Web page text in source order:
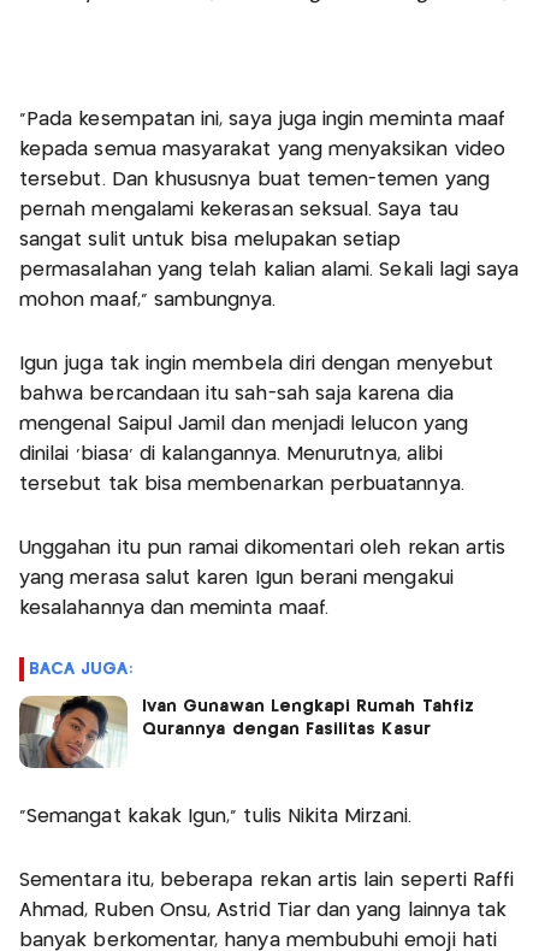
"Pada kesempatan ini, saya juga ingin meminta maaf
kepada semua masyarakat yang menyaksikan video
tersebut. Dan khususnya buat temen-temen yang
pernah mengalami kekerasan seksual. Saya tau
sangat sulit untuk bisa melupakan setiap
permasalahan yang telah kalian alami. Sekali lagi saya
mohon maaf," sambungnya.
Igun juga tak ingin membela diri dengan menyebut
bahwa bercandaan itu sah-sah saja karena dia
mengenal Saipul Jamil dan menjadi lelucon yang
dinilai 'biasa' di kalangannya. Menurutnya, alibi
tersebut tak bisa membenarkan perbuatannya.
Unggahan itu pun ramai dikomentari oleh rekan artis
yang merasa salut karen Igun berani mengakui
kesalahannya dan meminta maaf.
BACA JUGA:
Ivan Gunawan Lengkapi Rumah Tahfiz
Qurannya dengan Fasilitas Kasur
"Semangat kakak Igun," tulis Nikita Mirzani.
Sementara itu, beberapa rekan artis lain seperti Raffi
Ahmad, Ruben Onsu, Astrid Tiar dan yang lainnya tak
banyak berkomentar, hanya membubuhi emoji hati